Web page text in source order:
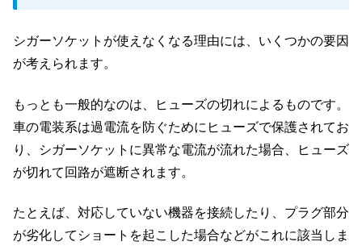
シガーソケットが使えなくなる理由には、いくつかの要因
が考えられます。
もっとも一般的なのは、ヒューズの切れによるものです。
車の電装系は過電流を防ぐためにヒューズで保護されてお
り、シガーソケットに異常な電流が流れた場合、ヒューズ
が切れて回路が遮断されます。
たとえば、対応していない機器を接続したり、プラグ部分
が劣化してショートを起こした場合などがこれに該当しま